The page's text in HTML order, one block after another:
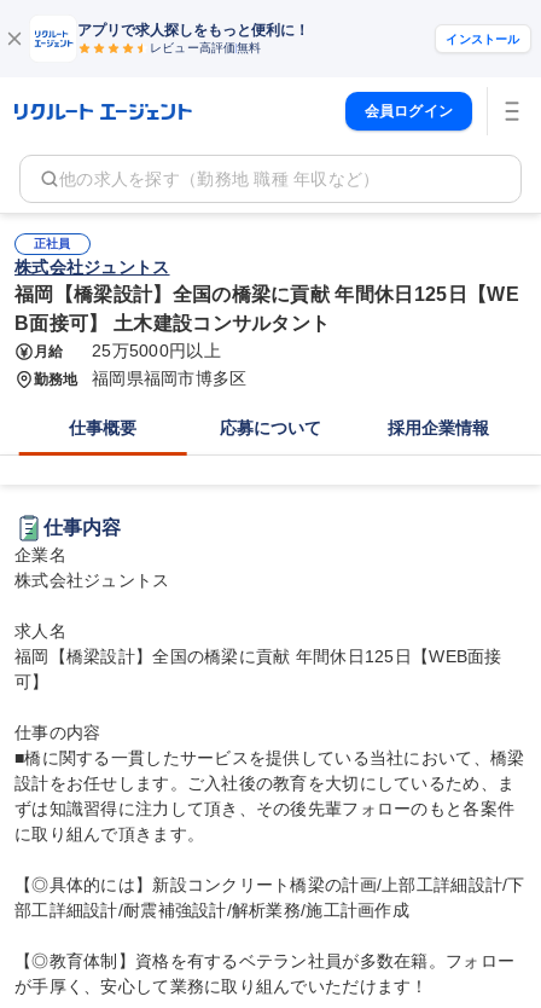
アプリで求人探しをもっと便利に！
レビュー高評価無料
インストール
会員ログイン
他の求人を探す（勤務地 職種 年収など）
正社員
株式会社ジュントス
福岡【橋梁設計】全国の橋梁に貢献 年間休日125日【WE
B面接可】 土木建設コンサルタント
月給 25万5000円以上
勤務地 福岡県福岡市博多区
仕事概要 応募について 採用企業情報
仕事内容
企業名
株式会社ジュントス
求人名
福岡【橋梁設計】全国の橋梁に貢献 年間休日125日【WEB面接
可】
仕事の内容
■橋に関する一貫したサービスを提供している当社において、橋梁
設計をお任せします。ご入社後の教育を大切にしているため、ま
ずは知識習得に注力して頂き、その後先輩フォローのもと各案件
に取り組んで頂きます。
【◎具体的には】新設コンクリート橋梁の計画/上部工詳細設計/下
部工詳細設計/耐震補強設計/解析業務/施工計画作成
【◎教育体制】資格を有するベテラン社員が多数在籍。フォロー
が手厚く、安心して業務に取り組んでいただけます！